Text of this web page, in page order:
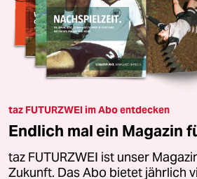
taz FUTURZWEI im Abo entdecken
Endlich mal ein Magazin
taz FUTURZWEI ist unser
Zukunft. Das Abo bietet jährlich